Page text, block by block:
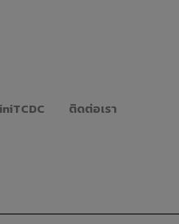
ติดต่อเรา